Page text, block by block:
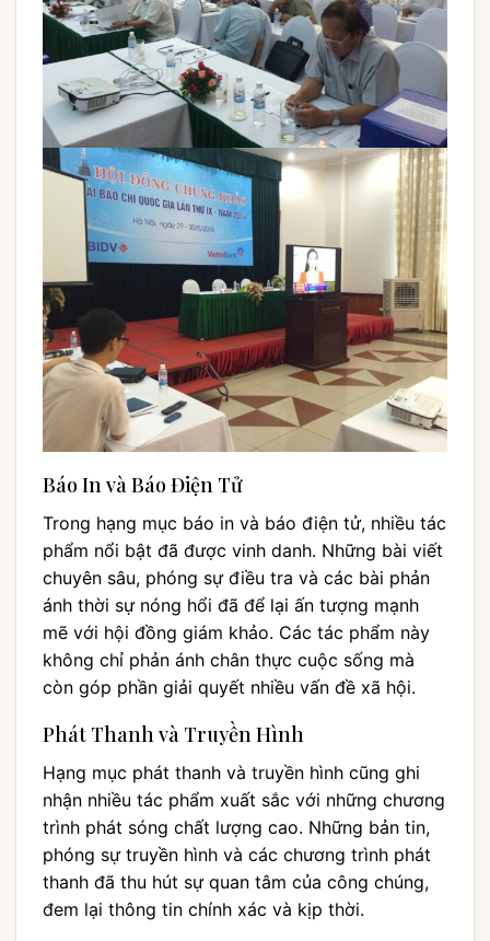
Báo In và Báo Điện Tử
Trong hạng mục báo in và báo điện tử, nhiều tác
phẩm nổi bật đã được vinh danh. Những bài viết
chuyên sâu, phóng sự điều tra và các bài phản
ánh thời sự nóng hổi đã để lại ấn tượng mạnh
mẽ với hội đồng giám khảo. Các tác phẩm này
không chỉ phản ánh chân thực cuộc sống mà
còn góp phần giải quyết nhiều vấn đề xã hội.
Phát Thanh và Truyền Hình
Hạng mục phát thanh và truyền hình cũng ghi
nhận nhiều tác phẩm xuất sắc với những chương
trình phát sóng chất lượng cao. Những bản tin,
phóng sự truyền hình và các chương trình phát
thanh đã thu hút sự quan tâm của công chúng,
đem lại thông tin chính xác và kịp thời.